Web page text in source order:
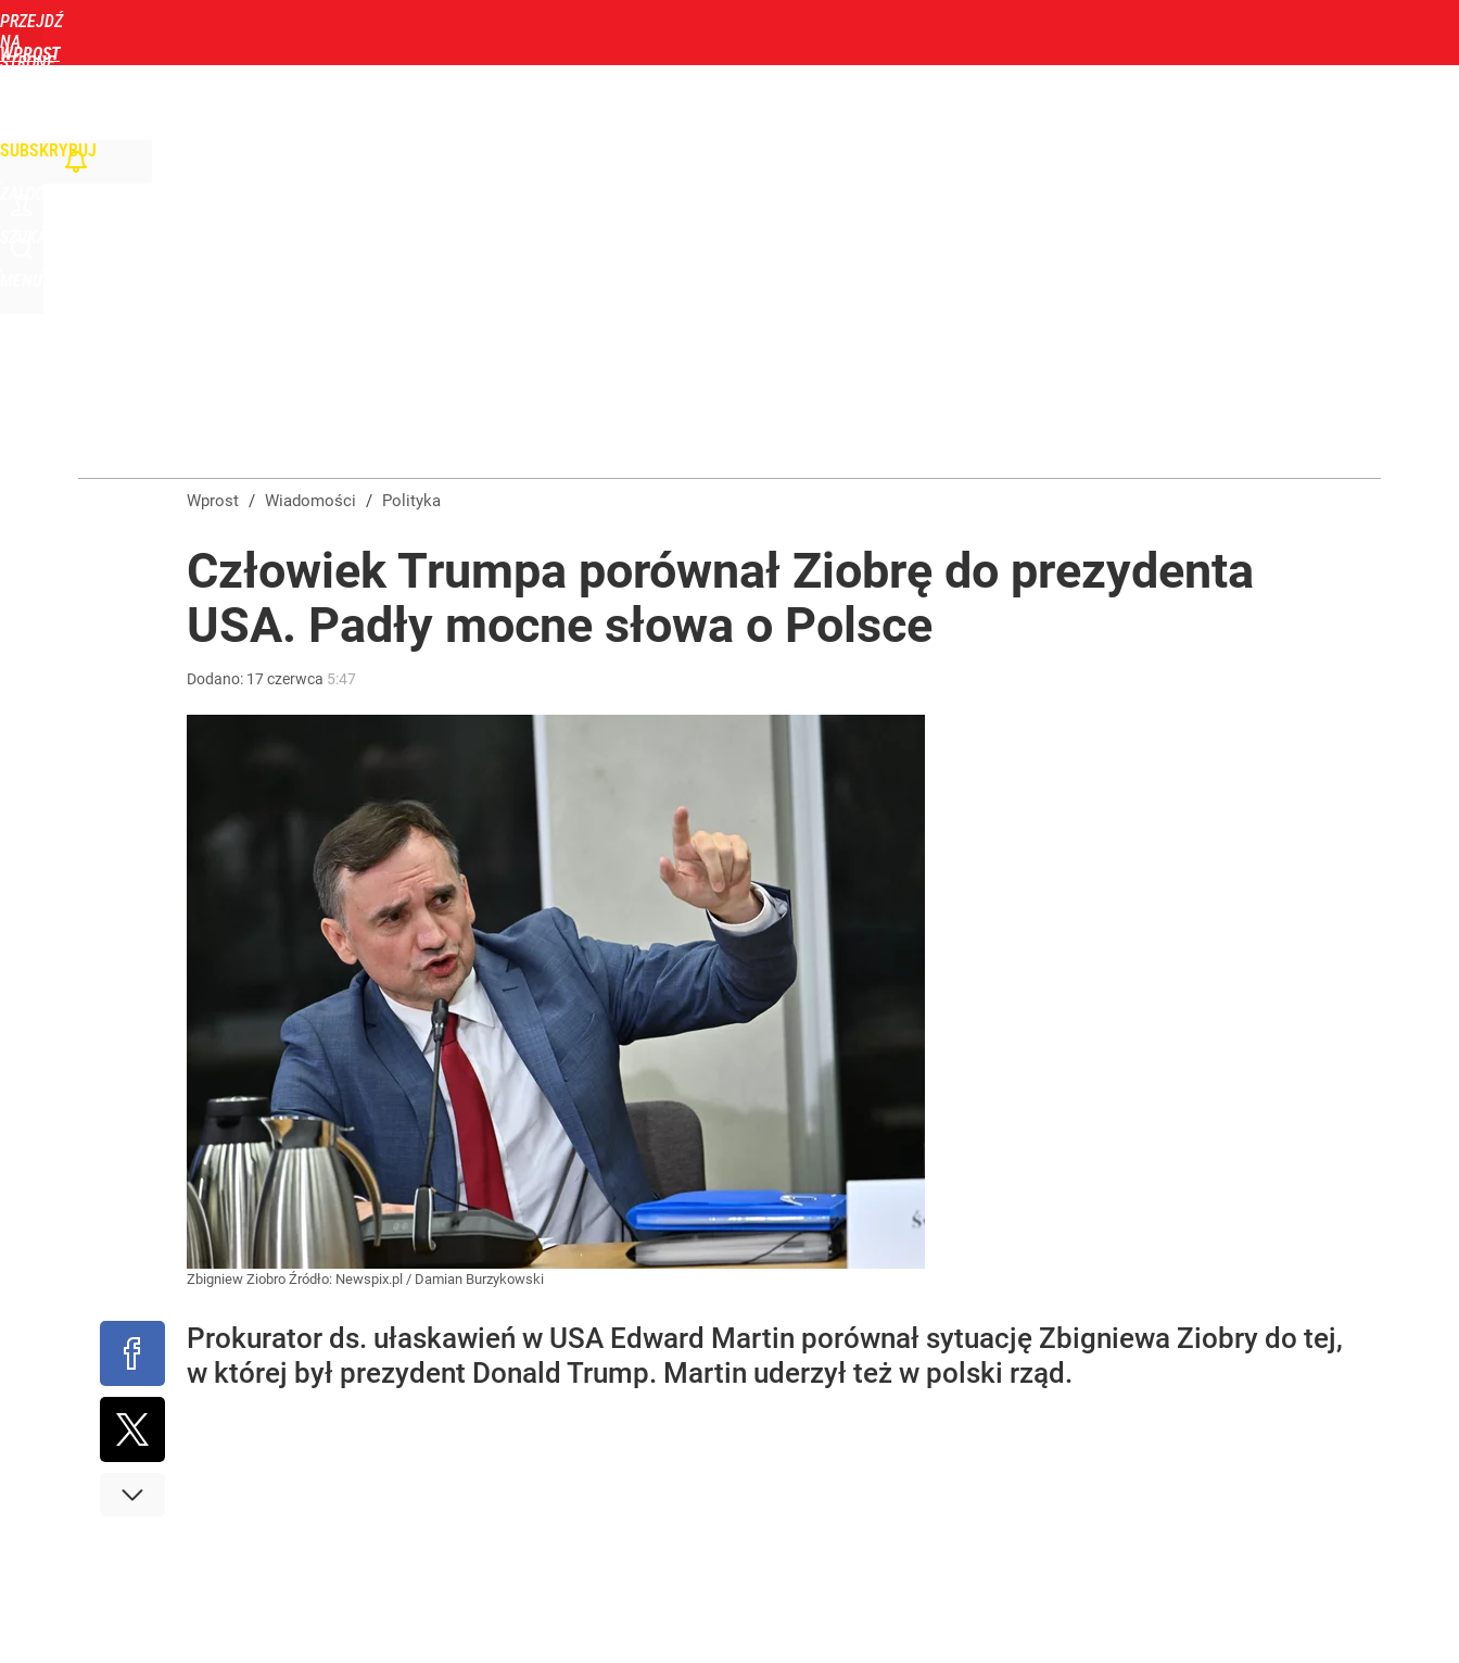
PRZEJDŹ
NA
STRONĘ
WPROST
SUBSKRYBUJ
Wprost / Wiadomości / Polityka
Człowiek Trumpa porównał Ziobrę do prezydenta
USA. Padły mocne słowa o Polsce
Dodano: 17czerwca 5:47
Zbigniew Ziobro Źródło: Newspix.pl / Damian Burzykowski
Prokurator ds. ułaskawień w USA Edward Martin porównał sytuację Zbigniewa Ziobry do tej,
w której był prezydent Donald Trump. Martin uderzył też w polski rząd.